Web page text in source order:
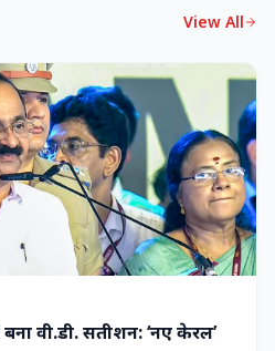
View All
वी.डी. सतीशन: ‘नए केरल’